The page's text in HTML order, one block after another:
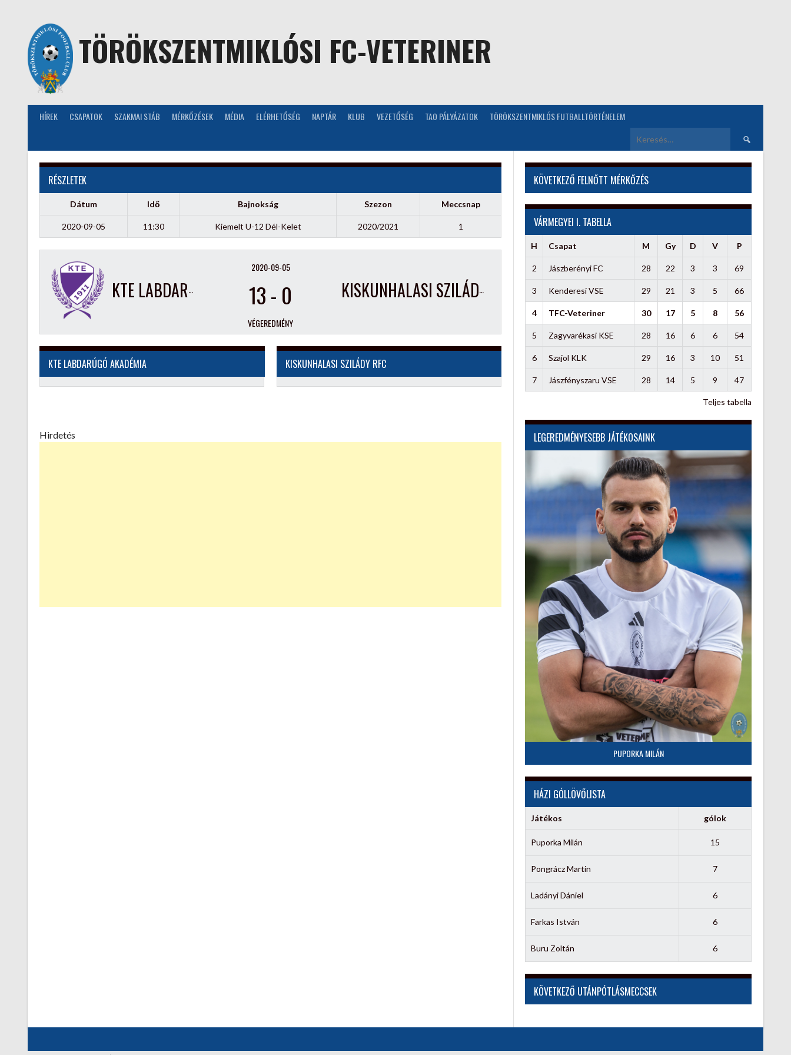
TÖRÖKSZENTMIKLÓSI FC-VETERINER
HÍREK CSAPATOK SZAKMAI STÁB MÉRKŐZÉSEK MÉDIA ELÉRHETŐSÉG NAPTÁR KLUB VEZETŐSÉG TAO PÁLYÁZATOK TÖRÖKSZENTMIKLÓS FUTBALLTÖRTÉNELEM
Keresés:
RÉSZLETEK
Dátum Idő Bajnokság Szezon Meccsnap
2020-09-05 11:30 Kiemelt U-12 Dél-Kelet 2020/2021 1
KTE LABDARÚGÓ AKADÉMIA
2020-09-05
13- 0
VÉGEREDMÉNY
KTE LABDARÚGÓ AKADÉMIA KISKUNHALASI SZILÁDY RFC
Hirdetés
KÖVETKEZŐ FELNŐTT MÉRKŐZÉS
VÁRMEGYEI I. TABELLA
H Csapat M Gy D V P
2 Jászberényi FC 28 22 3 3 69
3 Kenderesi VSE 29 21 3 5 66
4 TFC-Veteriner 30 17 5 8 56
5 Zagyvarékasi KSE 28 16 6 6 54
6 Szajol KLK 29 16 3 10 51
7 Jászfényszaru VSE 28 14 5 9 47
Teljes tabella
LEGEREDMÉNYESEBB JÁTÉKOSAINK
PUPORKA MILÁN
HÁZI GÓLLÖVŐLISTA
Játékos gólok
Puporka Milán 15
Pongrácz Martin 7
Ladányi Dániel 6
Farkas István 6
Buru Zoltán 6
KÖVETKEZŐ UTÁNPÓTLÁSMECCSEK